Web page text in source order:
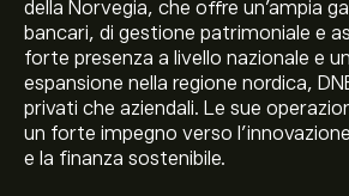
della Norvegia, che offre un'ampia
bancari, di gestione patrimoniale e
forte presenza a livello nazionale e
espansione nella regione nordica,
privati che aziendali. Le sue
un forte impegno verso
e la finanza sostenibile.